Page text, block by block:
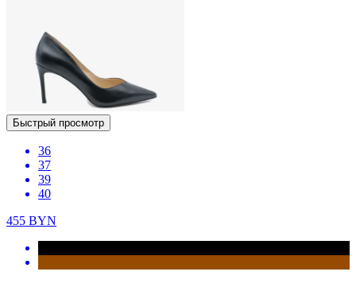
Быстрый просмотр
36
37
39
40
455 BYN